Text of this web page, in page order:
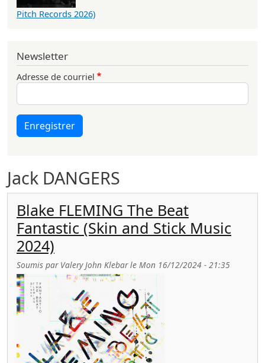
Jack DANGERS
Blake FLEMING The Beat
Fantastic (Skin and Stick Music
2024)
Soumis par Valery John Klebarle Mon 16/12/2024 - 21:35
Pitch Records 2026)
Newsletter
Adresse de courriel
Enregistrer